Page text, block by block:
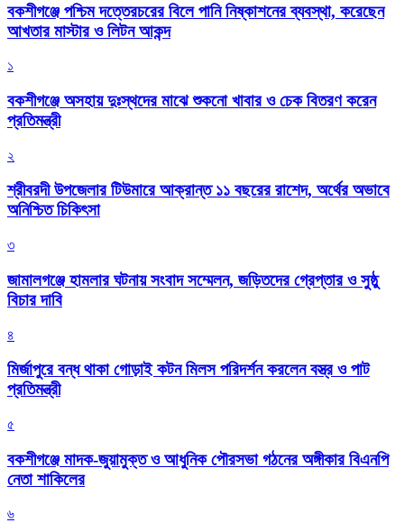
বকশীগঞ্জে পশ্চিম দত্তেরচরের বিলে পানি নিষ্কাশনের ব্যবস্থা, করেছেন
আখতার মাস্টার ও লিটন আকন্দ
১
বকশীগঞ্জে অসহায় দুঃস্থদের মাঝে শুকনো খাবার ও চেক বিতরণ করেন
প্রতিমন্ত্রী
২
শ্রীবরদী উপজেলার টিউমারে আক্রান্ত ১১ বছরের রাশেদ, অর্থের অভাবে
অনিশ্চিত চিকিৎসা
৩
জামালগঞ্জে হামলার ঘটনায় সংবাদ সম্মেলন, জড়িতদের গ্রেপ্তার ও সুষ্ঠু
বিচার দাবি
৪
মির্জাপুরে বন্ধ থাকা গোড়াই কটন মিলস পরিদর্শন করলেন বস্ত্র ও পাট
প্রতিমন্ত্রী
৫
বকশীগঞ্জে মাদক-জুয়ামুক্ত ও আধুনিক পৌরসভা গঠনের অঙ্গীকার বিএনপি
নেতা শাকিলের
৬